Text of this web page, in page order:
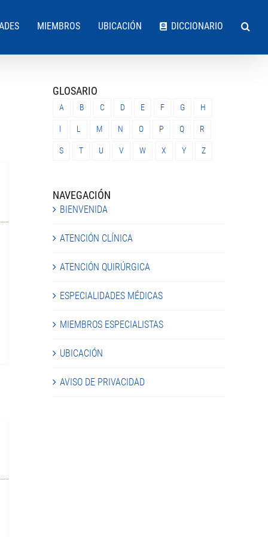
MIEMBROS UBICACIÓN DICCIONARIO
GLOSARIO
A B C D E F G H
I L M N O P Q R
S T U V W X Y Z
NAVEGACIÓN
BIENVENIDA
ATENCIÓN CLÍNICA
ATENCIÓN QUIRÚRGICA
ESPECIALIDADES MÉDICAS
MIEMBROS ESPECIALISTAS
UBICACIÓN
AVISO DE PRIVACIDAD